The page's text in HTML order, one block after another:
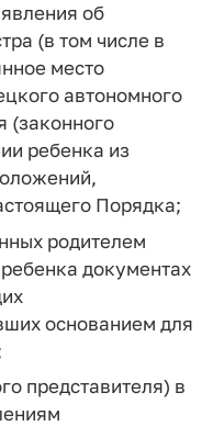
об
(в том числе в
место
автономного
(законного
ребенка из
Порядка;
родителем
документах
основанием для
представителя) в